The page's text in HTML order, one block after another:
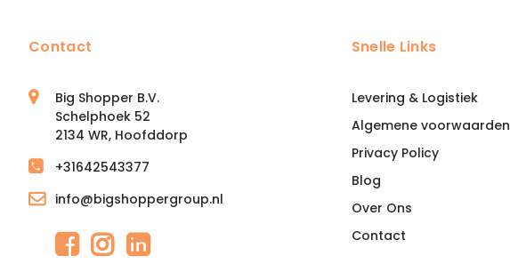
Contact
Big Shopper B.V.
Schelphoek 52
2134 WR, Hoofddorp
+31642543377
info@bigshoppergroup.nl
Snelle Links
Levering & Logistiek
Algemene voorwaarden
Privacy Policy
Blog
Over Ons
Contact